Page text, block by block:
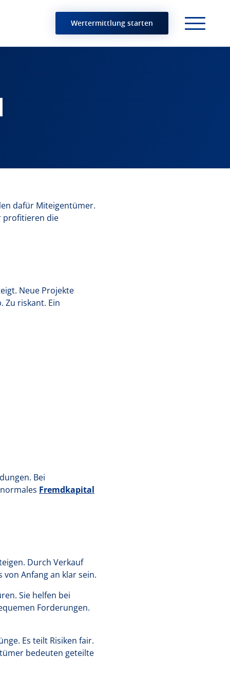
Wertermittlung starten
dafür Miteigentümer.
profitieren die
Neue Projekte
Zu riskant. Ein
Bei
Fremdkapital
Durch Verkauf
von Anfang an klar sein.
Sie helfen bei
Forderungen.
Es teilt Risiken fair.
bedeuten geteilte